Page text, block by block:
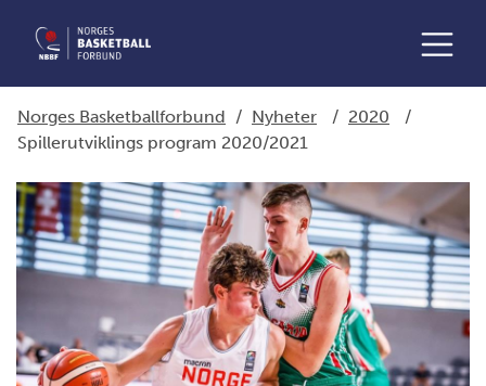
Norges Basketballforbund / Nyheter / 2020
/
Spillerutviklings program 2020/2021